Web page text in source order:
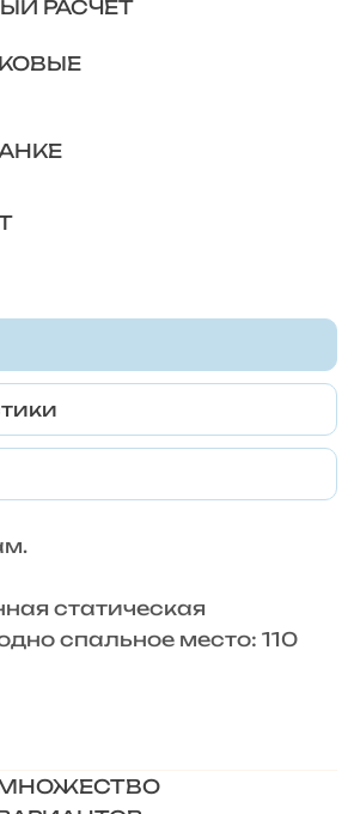
РАСЧЕТ
статическая
спальное место: 110